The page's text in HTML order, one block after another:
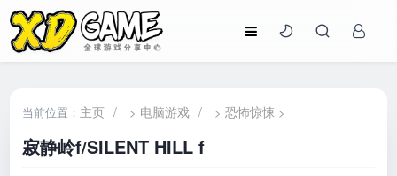
当前位置： 主页 / > 电脑游戏 / >恐怖惊悚 >
寂静岭f/SILENT HILL f